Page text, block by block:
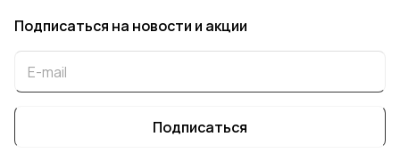
Подписаться на новости и акции
Подписаться